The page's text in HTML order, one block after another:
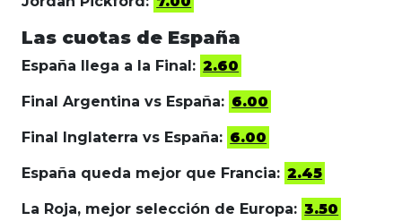
Las cuotas de España
España llega a la Final: 2.60
Final Argentina vs España: 6.00
Final Inglaterra vs España: 6.00
España queda mejor que Francia: 2.45
La Roja, mejor selección de Europa: 3.50